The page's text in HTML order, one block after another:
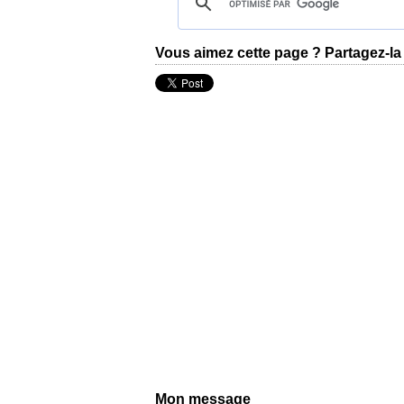
Vous aimez cette page ? Partagez-la
Mon message